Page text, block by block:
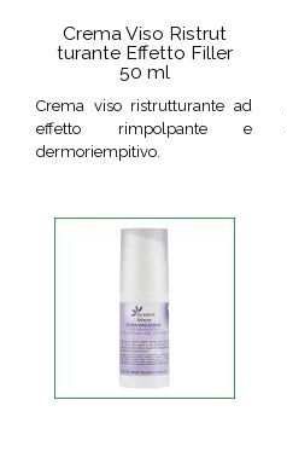
Crema Viso Ristrut
turante Effetto Filler
50 ml
Crema viso ristrutturante ad
effetto rimpolpante e
dermoriempitivo.